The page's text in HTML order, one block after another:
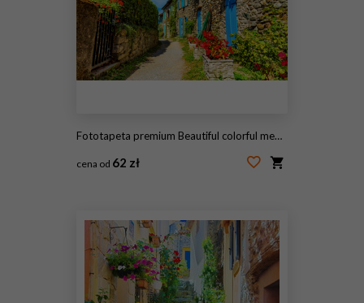
Fototapeta premium Beautiful colorful medieval alley in Yvoire town in France
cena od 62 zł